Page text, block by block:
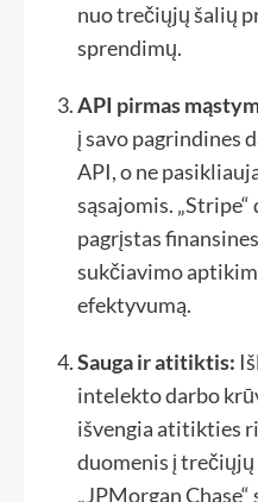
nuo trečiųjų šalių
sprendimų.
API pirmas
į savo pagrindines
API, o ne
sąsajomis.
pagrįstas
sukčiavimo
efektyvumą.
Sauga ir atitiktis:
intelekto darbo
išvengia atitikties
duomenis į trečiųjų
„JPMorgan